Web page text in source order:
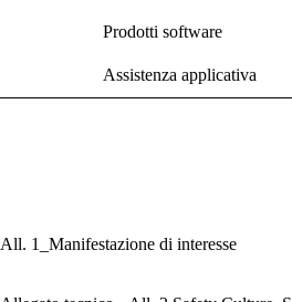
Prodotti software
Assistenza applicativa
All. 1_Manifestazione di interesse